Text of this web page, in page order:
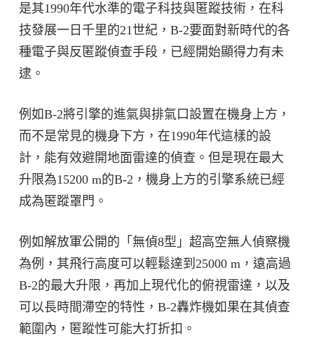
是其1990年代水準的電子科技與匿蹤技術，在科
技發展一日千里的21世紀，B-2要面對新時代的各
種電子與反匿蹤偵查手段，已經開始顯得力有未
逮。
例如B-2將引擎的進氣與排氣口設置在機身上方，
而不是常見的機身下方，在1990年代這樣的設
計，能有效避開地面雷達的偵查。但是現在最大
升限為15200 m的B-2，機身上方的引擎系統已經
成為匿蹤罩門。
例如解放軍公開的「無偵8型」超高空無人偵察機
為例，其飛行高度可以輕鬆達到25000 m，遠高過
B-2的最大升限，再加上現代化的俯視雷達，以及
可以長時間滯空的特性，B-2轟炸機如果在其偵查
範圍內，匿蹤性可能大打折扣。